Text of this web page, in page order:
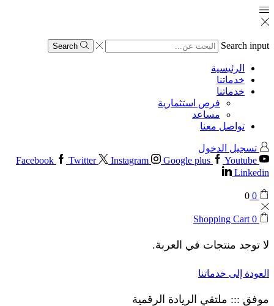
Search input
Search
الرئيسية
خدماتنا
خدماتنا
فرص استثمارية
مساعد
تواصل معنا
تسجيل الدخول
Facebook
Twitter Instagram Google plus
Youtube
Linkedin
0
0
0
Shopping Cart
لا توجد منتجات في العربة.
العودة إلى خدماتنا
موفق ::: ملتقي الريادة الرقمية